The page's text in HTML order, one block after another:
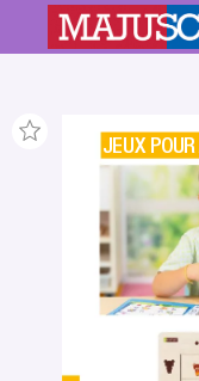
JEUX